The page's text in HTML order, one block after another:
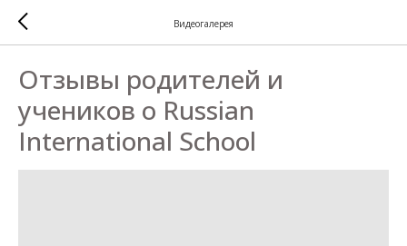
Видеогалерея
Отзывы родителей и
учеников о Russian
International School